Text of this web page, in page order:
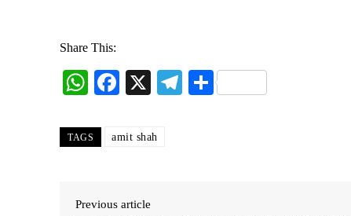
Share This:
W
ts
Fa
bo
X
Te S
TAGS amit shah
Previous article